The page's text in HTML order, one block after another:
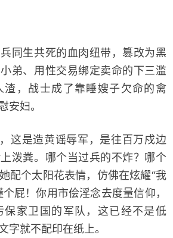
生共死的血肉纽带，篡改为黑
弟、用性交易绑定卖命的下三滥
渣，战士成了靠睡嫂子欠命的禽
安妇。
是造黄谣辱军，是往百万戍边
泼粪。哪个当过兵的不炸？哪个
配个太阳花表情，仿佛在炫耀“我
屁！你用市侩淫念去度量信仰，
保家卫国的军队，这已经不是低
字就不配印在纸上。